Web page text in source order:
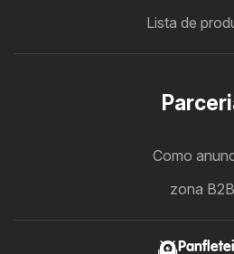
Lista de
Como
zona B2B